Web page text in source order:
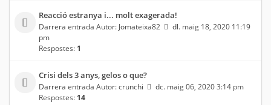
Reacció estranya i... molt exagerada!
Darrera entrada Autor: Jomateixa82
dl. maig 18, 2020 11:19
pm
Respostes: 1
Crisi dels 3 anys, gelos o que?
Darrera entrada Autor:crunchi
dc. maig 06, 2020 3:14 pm
Respostes: 14